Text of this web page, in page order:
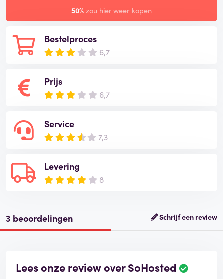
Bestelproces
6,7
Prijs
6,7
Service
7,3
Levering
8
50% zou hier weer kopen
3 beoordelingen Schrijf een review
Lees onze review over SoHosted